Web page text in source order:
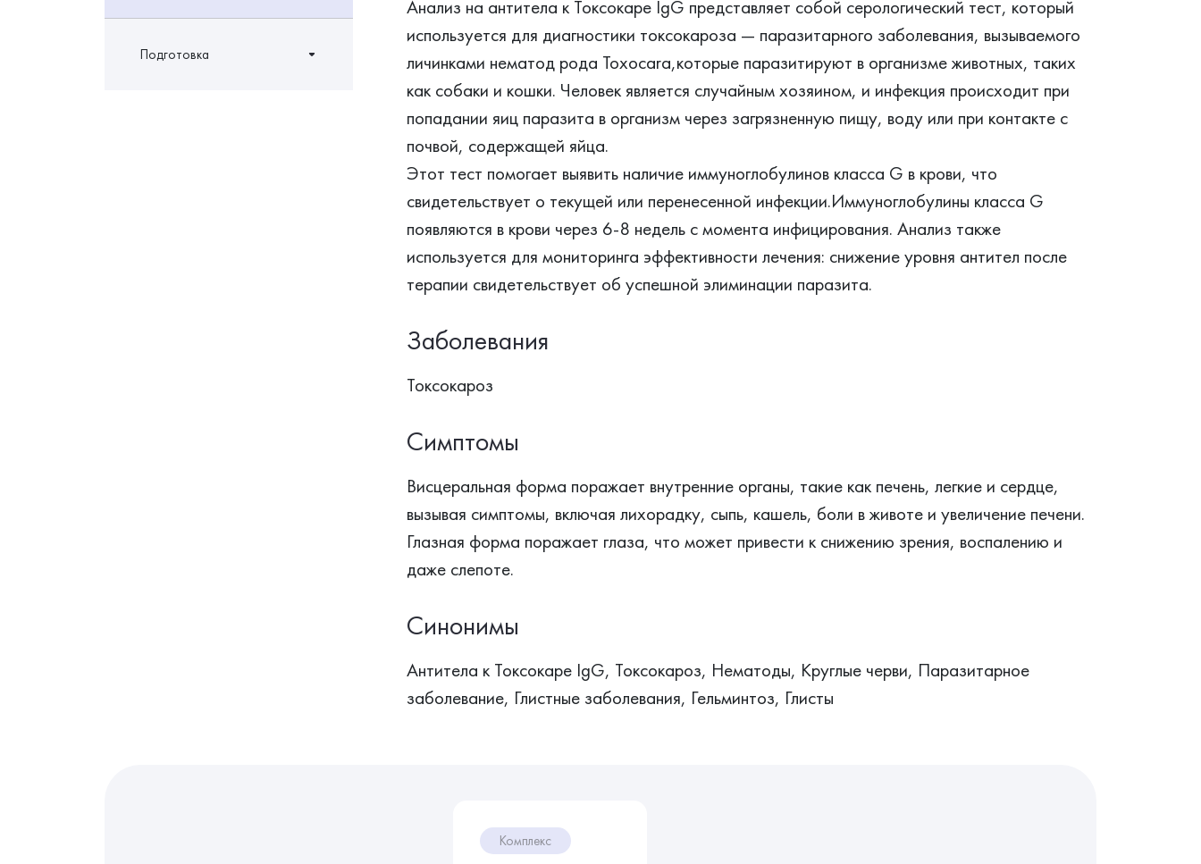
Подготовка
Анализ на антитела к Токсокаре IgG представляет собой серологический тест, который
используется для диагностики токсокароза — паразитарного заболевания, вызываемого
личинками нематод рода Toxocara,которые паразитируют в организме животных, таких
как собаки и кошки. Человек является случайным хозяином, и инфекция происходит при
попадании яиц паразита в организм через загрязненную пищу, воду или при контакте с
почвой, содержащей яйца.
Этот тест помогает выявить наличие иммуноглобулинов класса G в крови, что
свидетельствует о текущей или перенесенной инфекции.Иммуноглобулины класса G
появляются в крови через 6-8 недель с момента инфицирования. Анализ также
используется для мониторинга эффективности лечения: снижение уровня антител после
терапии свидетельствует об успешной элиминации паразита.
Заболевания
Токсокароз
Симптомы
Висцеральная форма поражает внутренние органы, такие как печень, легкие и сердце,
вызывая симптомы, включая лихорадку, сыпь, кашель, боли в животе и увеличение печени.
Глазная форма поражает глаза, что может привести к снижению зрения, воспалению и
даже слепоте.
Синонимы
Антитела к Токсокаре IgG, Токсокароз, Нематоды, Круглые черви, Паразитарное
заболевание, Глистные заболевания, Гельминтоз, Глисты
Комплекс